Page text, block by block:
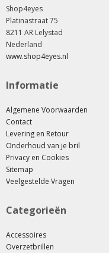
Shop4eyes
Platinastraat 75
8211 AR Lelystad
Nederland
www.shop4eyes.nl
Informatie
Algemene Voorwaarden
Contact
Levering en Retour
Onderhoud van je bril
Privacy en Cookies
Sitemap
Veelgestelde Vragen
Categorieën
Accessoires
Overzetbrillen